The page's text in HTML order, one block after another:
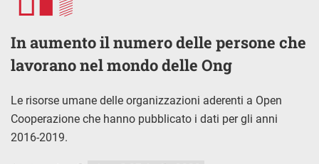
In aumento il numero delle persone che
lavorano nel mondo delle Ong
Le risorse umane delle organizzazioni aderenti a Open
Cooperazione che hanno pubblicato i dati per gli anni
2016-2019.